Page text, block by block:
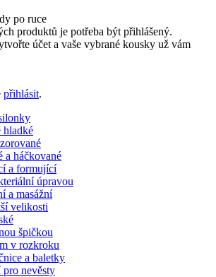
po ruce
produktů je potřeba být přihlášený.
účet a vaše vybrané kousky už vám
přihlásit.
hladké
a háčkované
a formující
úpravou
a masážní
velikosti
špičkou
v rozkroku
a baletky
pro nevěsty